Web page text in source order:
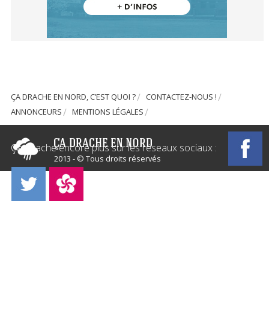
ÇA DRACHE EN NORD, C’EST QUOI ?
CONTACTEZ-NOUS !
ANNONCEURS
MENTIONS LÉGALES
2013 - © Tous droits réservés
Ça Drache encore plus sur les réseaux sociaux :